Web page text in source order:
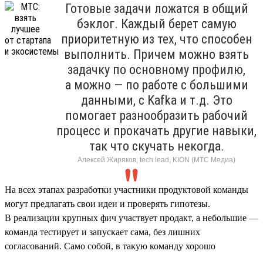
Готовые задачи ложатся в общий
бэклог. Каждый берет самую
приоритетную из тех, что способен
выполнить. Причем можно взять
задачку по основному профилю,
а можно — по работе с большими
данными, с Kafka и т.д. Это
помогает разнообразить рабочий
процесс и прокачать другие навыки,
так что скучать некогда.
Алексей Жиряков, tech lead, KION (МТС Медиа)
На всех этапах разработки участники продуктовой команды
могут предлагать свои идеи и проверять гипотезы.
В реализации крупных фич участвует продакт, а небольшие —
команда тестирует и запускает сама, без лишних
согласований. Само собой, в такую команду хорошо